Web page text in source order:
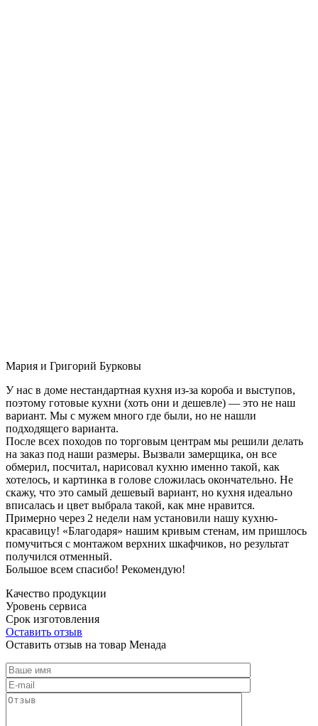
Мария и Григорий Бурковы
У нас в доме нестандартная кухня из-за короба и выступов,
поэтому готовые кухни (хоть они и дешевле) — это не наш
вариант. Мы с мужем много где были, но не нашли
подходящего варианта.
После всех походов по торговым центрам мы решили делать
на заказ под наши размеры. Вызвали замерщика, он все
обмерил, посчитал, нарисовал кухню именно такой, как
хотелось, и картинка в голове сложилась окончательно. Не
скажу, что это самый дешевый вариант, но кухня идеально
вписалась и цвет выбрала такой, как мне нравится.
Примерно через 2 недели нам установили нашу кухню-
красавицу! «Благодаря» нашим кривым стенам, им пришлось
помучиться с монтажом верхних шкафчиков, но результат
получился отменный.
Большое всем спасибо! Рекомендую!
Качество продукции
Уровень сервиса
Срок изготовления
Оставить отзыв
Оставить отзыв на товар Менада